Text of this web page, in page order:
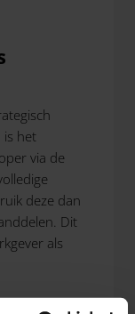
is het
via de
deze dan
Dit
als